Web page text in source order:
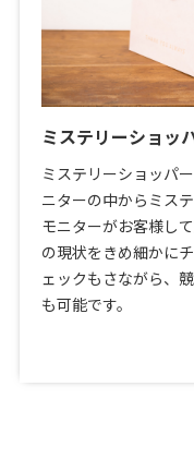
ミステリーショッ
ミステリーショッパ
ニターの中からミス
モニターがお客様し
の現状をきめ細かに
ェックもさながら、
も可能です。